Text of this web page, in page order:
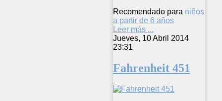
Recomendado para niños
a partir de 6 años
Leer más ...
Jueves, 10 Abril 2014
23:31
Fahrenheit 451